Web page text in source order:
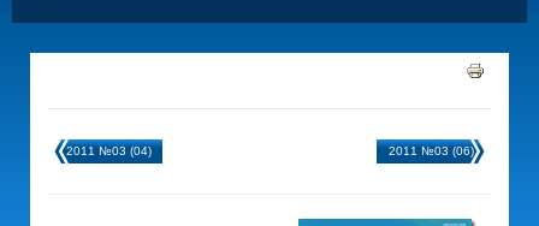
2011 №03 (04) 2011 №03 (06)